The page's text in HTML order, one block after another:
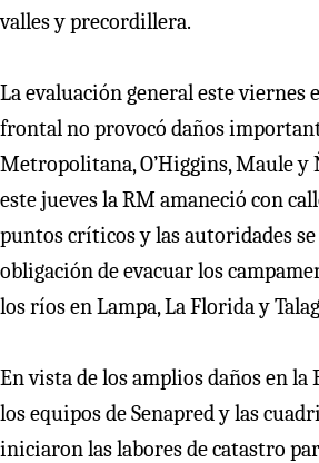
valles y precordillera.
La evaluación general este viernes
frontal no provocó daños
Metropolitana, O’Higgins, Maule y
este jueves la RM amaneció con
puntos críticos y las autoridades
obligación de evacuar los
los ríos en Lampa, La Florida y
En vista de los amplios daños en la
los equipos de Senapred y las
iniciaron las labores de catastro